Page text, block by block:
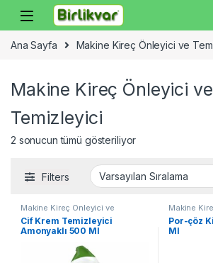
Skip to navigation
Skip to content
Ana Sayfa Makine Kireç Önleyici ve
Makine Kireç Önleyici ve
Temizleyici
2 sonucun tümü gösteriliyor
Filters
Makine Kireç Önleyici ve
Temizleyici
Cif Krem Temizleyici
Amonyaklı 500 Ml
Makine
Temizleyici
Por-çöz
Ml